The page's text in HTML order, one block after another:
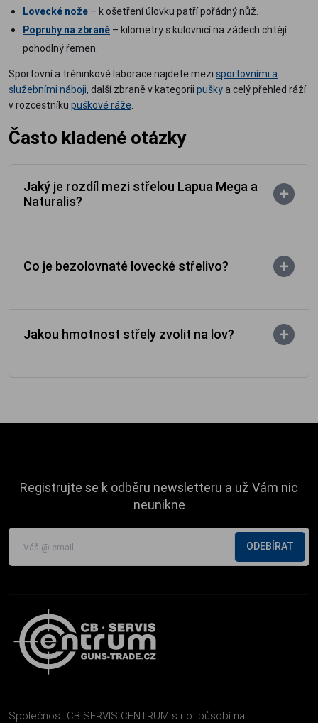
Lovecké nože – k ošetření úlovku patří pořádný nůž.
Popruhy na zbraně – kilometry s kulovnicí na zádech chtějí
pohodlný řemen.
Sportovní a tréninkové laborace najdete mezi sportovními a
služebními náboji, další zbraně v kategorii puškya celý přehled ráží
v rozcestníku puškové ráže.
Často kladené otázky
Jaký je rozdíl mezi střelou Lapua Mega a
Naturalis?
Co je bezolovnaté lovecké střelivo?
Jakou hmotnost střely zvolit na lov?
Registrujte se k odběru newsletteru a už Vám nic
neunikne
ODEBÍRAT
Společnost CB SERVIS CENTRUM s.r.o. působí na